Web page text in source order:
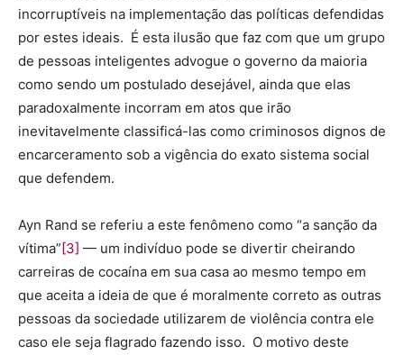
incorruptíveis na implementação das políticas defendidas
por estes ideais. É esta ilusão que faz com que um grupo
de pessoas inteligentes advogue o governo da maioria
como sendo um postulado desejável, ainda que elas
paradoxalmente incorram em atos que irão
inevitavelmente classificá-las como criminosos dignos de
encarceramento sob a vigência do exato sistema social
que defendem.
Ayn Rand se referiu a este fenômeno como “a sanção da
vítima” [3] — um indivíduo pode se divertir cheirando
carreiras de cocaína em sua casa ao mesmo tempo em
que aceita a ideia de que é moralmente correto as outras
pessoas da sociedade utilizarem de violência contra ele
caso ele seja flagrado fazendo isso. O motivo deste